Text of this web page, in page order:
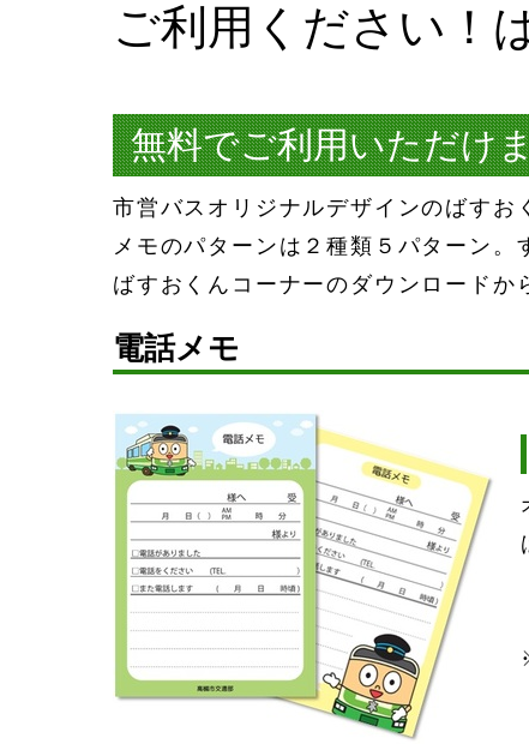
ス
ご利用ください！
無料でご利用いただ
市営バスオリジナルデザインのばすお
メモのパターンは２種類５パターン。
ばすおくんコーナーのダウンロードか
電話メモ